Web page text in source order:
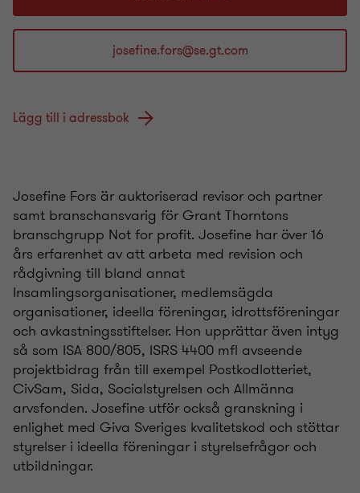
Lägg till i adressbok
Josefine Fors är auktoriserad revisor och partner
samt branschansvarig för Grant Thorntons
branschgrupp Not for profit. Josefine har över 16
års erfarenhet av att arbeta med revision och
rådgivning till bland annat
Insamlingsorganisationer, medlemsägda
organisationer, ideella föreningar, idrottsföreningar
och avkastningsstiftelser. Hon upprättar även intyg
så som ISA 800/805, ISRS 4400 mfl avseende
projektbidrag från till exempel Postkodlotteriet,
CivSam, Sida, Socialstyrelsen och Allmänna
arvsfonden. Josefine utför också granskning i
enlighet med Giva Sveriges kvalitetskod och stöttar
styrelser i ideella föreningar i styrelsefrågor och
utbildningar.